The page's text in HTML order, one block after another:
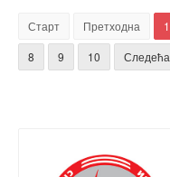
Старт Претходна 1
8
9 10 Следећа